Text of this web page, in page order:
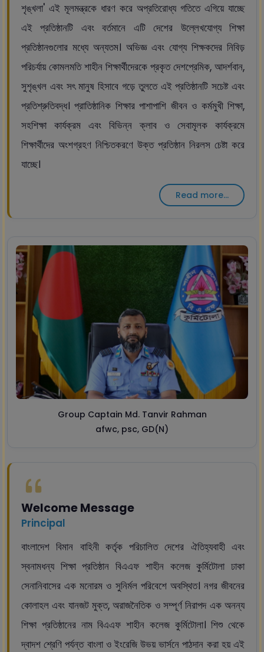
শৃঙ্খলা' এই মূলমন্ত্রকে ধারণ করে অপ্রতিরোধ্য গতিতে এগিয়ে যাচ্ছে
এই প্রতিষ্ঠানটি এবং বর্তমানে এটি দেশের উল্লেখযোগ্য শিক্ষা
প্রতিষ্ঠানগুলোর মধ্যে অন্যতম। অভিজ্ঞ এবং যোগ্য শিক্ষকদের নিবিড়
পরিচর্যায় কোমলমতি শাহীন শিক্ষার্থীদেরকে প্রকৃত দেশপ্রেমিক, আদর্শবান,
সুশৃঙ্খল এবং সৎ মানুষ হিসাবে গড়ে তুলতে এই প্রতিষ্ঠানটি সচেষ্ট এবং
প্রতিশ্রুতিবদ্ধ। প্রাতিষ্ঠানিক শিক্ষার পাশাপাশি জীবন ও কর্মমুখী শিক্ষা,
সহশিক্ষা কার্যক্রম এবং বিভিন্ন ক্লাব ও সেবামূলক কার্যক্রমে
শিক্ষার্থীদের অংশগ্রহণ নিশ্চিতকরণে উক্ত প্রতিষ্ঠান নিরলস চেষ্টা করে
যাচ্ছে।
Read more...
Group Captain Md. Tanvir Rahman
afwc, psc, GD(N)
Welcome Message
Principal
বাংলাদেশ বিমান বাহিনী কর্তৃক পরিচালিত দেশের ঐতিহ্যবাহী এবং
স্বনামধন্য শিক্ষা প্রতিষ্ঠান বিএএফ শাহীন কলেজ কুর্মিটোলা ঢাকা
সেনানিবাসের এক মনোরম ও সুনির্মল পরিবেশে অবস্থিত। নগর জীবনের
কোলাহল এবং যানজট মুক্ত, অরাজনৈতিক ও সম্পূর্ণ নিরাপদ এক অনন্য
শিক্ষা প্রতিষ্ঠানের নাম বিএএফ শাহীন কলেজ কুর্মিটোলা। শিশু থেকে
দ্বাদশ শ্রেণি পর্যন্ত বাংলা ও ইংরেজি উভয় ভার্সনে পাঠদান করা হয় এই